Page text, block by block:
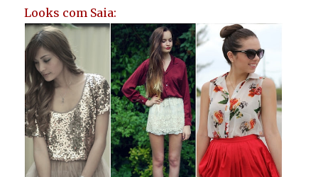
Looks com Saia: